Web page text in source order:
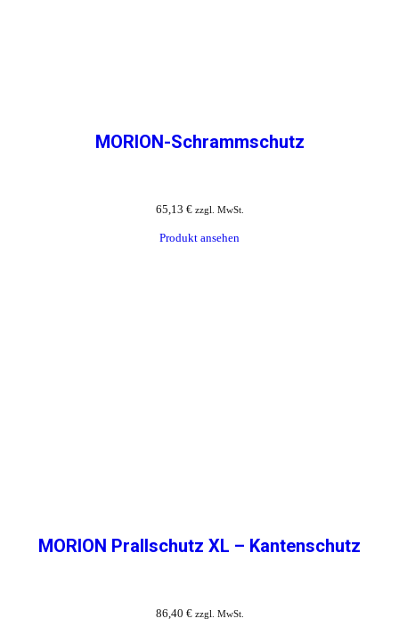
MORION-Schrammschutz
65,13 € zzgl. MwSt.
Produkt ansehen
MORION Prallschutz XL – Kantenschutz
86,40 € zzgl. MwSt.